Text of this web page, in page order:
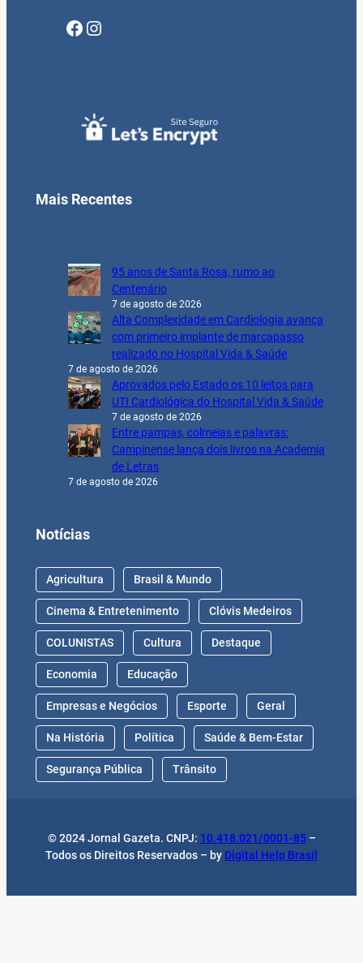
Facebook Instagram
Mais Recentes
95 anos de Santa Rosa, rumo ao
Centenário
7 de agosto de 2026
Alta Complexidade em Cardiologia avança
com primeiro implante de marcapasso
realizado no Hospital Vida & Saúde
7 de agosto de 2026
Aprovados pelo Estado os 10 leitos para
UTI Cardiológica do Hospital Vida & Saúde
7 de agosto de 2026
Entre pampas, colmeias e palavras:
Campinense lança dois livros na Academia
de Letras
7 de agosto de 2026
Notícias
Agricultura Brasil & Mundo
Cinema & Entretenimento Clóvis Medeiros
COLUNISTAS Cultura Destaque
Economia Educação
Empresas e Negócios Esporte Geral
Na História Política Saúde & Bem-Estar
Segurança Pública Trânsito
© 2024 Jornal Gazeta. CNPJ: 10.418.021/0001-85–
Todos os Direitos Reservados – by Digital Help Brasil